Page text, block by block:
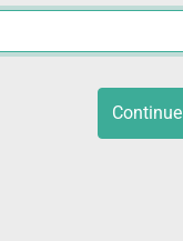
Continue